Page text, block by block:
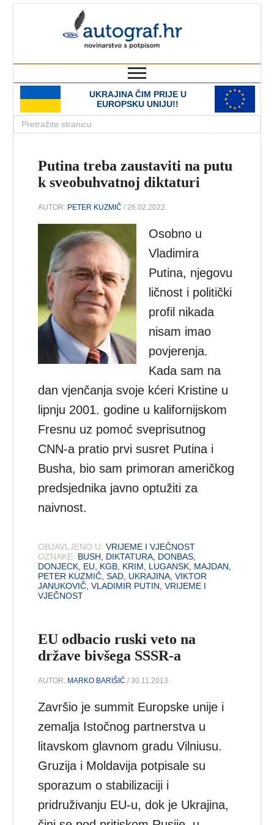
UKRAJINA ČIM PRIJE U
EUROPSKU UNIJU!!
Putina treba zaustaviti na putu
k sveobuhvatnoj diktaturi
AUTOR: PETER KUZMIČ / 26.02.2022.
Osobno u
Vladimira
Putina, njegovu
ličnost i politički
profil nikada
nisam imao
povjerenja.
Kada sam na
dan vjenčanja svoje kćeri Kristine u
lipnju 2001. godine u kalifornijskom
Fresnu uz pomoć sveprisutnog
CNN-a pratio prvi susret Putina i
Busha, bio sam primoran američkog
predsjednika javno optužiti za
naivnost.
OBJAVLJENO U: VRIJEME I VJEČNOST
OZNAKE: BUSH DIKTATURA DONBAS
DONJECK EU KGB KRIM LUGANSK MAJDAN
PETER KUZMIČ ,SAD UKRAJINA ,VIKTOR
JANUKOVIČ ,VLADIMIR PUTIN ,VRIJEME I
VJEČNOST
EU odbacio ruski veto na
države bivšega SSSR-a
AUTOR: MARKO BARIŠIĆ / 30.11.2013.
Završio je summit Europske unije i
zemalja Istočnog partnerstva u
litavskom glavnom gradu Vilniusu.
Gruzija i Moldavija potpisale su
sporazum o stabilizaciji i
pridruživanju EU-u, dok je Ukrajina,